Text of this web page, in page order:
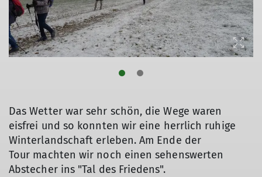
Das Wetter war sehr schön, die Wege waren
eisfrei und so konnten wir eine herrlich ruhige
Winterlandschaft erleben. Am Ende der
Tour machten wir noch einen sehenswerten
Abstecher ins "Tal des Friedens".